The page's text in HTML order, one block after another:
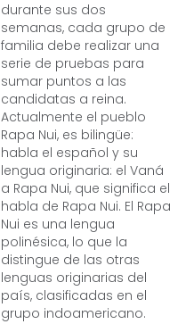
durante sus dos
semanas, cada grupo de
familia debe realizar una
serie de pruebas para
sumar puntos a las
candidatas a reina.
Actualmente el pueblo
Rapa Nui, es bilingüe:
habla el español y su
lengua originaria: el Vaná
a Rapa Nui, que significa el
habla de Rapa Nui. El Rapa
Nui es una lengua
polinésica, lo que la
distingue de las otras
lenguas originarias del
país, clasificadas en el
grupo indoamericano.